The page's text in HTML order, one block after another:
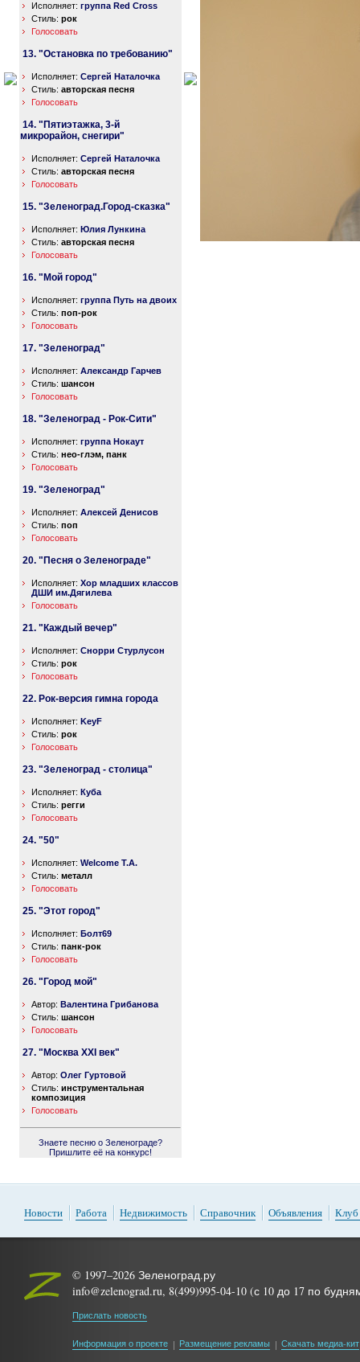
Исполняет: группа Red Cross
Стиль: рок
Голосовать
13. "Остановка по требованию"
Исполняет: Сергей Наталочка
Стиль: авторская песня
Голосовать
14. "Пятиэтажка, 3-й
микрорайон, снегири"
Исполняет: Сергей Наталочка
Стиль: авторская песня
Голосовать
15. "Зеленоград.Город-сказка"
Исполняет: Юлия Лункина
Стиль: авторская песня
Голосовать
16. "Мой город"
Исполняет: группа Путь на двоих
Стиль: поп-рок
Голосовать
17. "Зеленоград"
Исполняет: Александр Гарчев
Стиль: шансон
Голосовать
18. "Зеленоград - Рок-Сити"
Исполняет: группа Нокаут
Стиль: нео-глэм, панк
Голосовать
19. "Зеленоград"
Исполняет: Алексей Денисов
Стиль: поп
Голосовать
20. "Песня о Зеленограде"
Исполняет: Хор младших классов
ДШИ им.Дягилева
Голосовать
21. "Каждый вечер"
Исполняет: Снорри Стурлусон
Стиль: рок
Голосовать
22. Рок-версия гимна города
Исполняет: KeyF
Стиль: рок
Голосовать
23. "Зеленоград - столица"
Исполняет: Куба
Стиль: регги
Голосовать
24. "50"
Исполняет: Welcome T.A.
Стиль: металл
Голосовать
25. "Этот город"
Исполняет: Болт69
Стиль: панк-рок
Голосовать
26. "Город мой"
Автор: Валентина Грибанова
Стиль: шансон
Голосовать
27. "Москва XXI век"
Автор: Олег Гуртовой
Стиль: инструментальная
композиция
Голосовать
Знаете песню о Зеленограде?
Пришлите её на конкурс!
Новости Работа Недвижимость Справочник Объявления Клуб
© 1997–2026 Зеленоград.ру
info@zelenograd.ru, 8(499)995-04-10 (с 10 до 17 по
Прислать новость
Информация о проекте Размещение рекламы Скачать медиа-кит